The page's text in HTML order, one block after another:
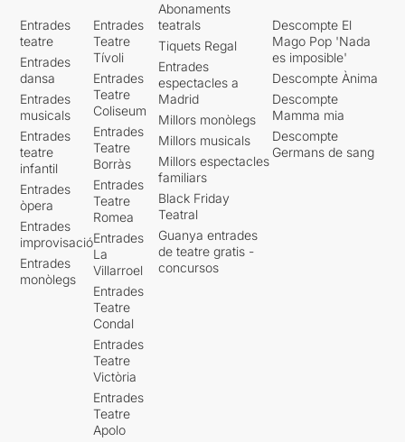
Entrades
teatre
Entrades
dansa
Entrades
musicals
Entrades
teatre
infantil
Entrades
òpera
Entrades
improvisació
Entrades
monòlegs
Entrades
Teatre
Tívoli
Entrades
Teatre
Coliseum
Entrades
Teatre
Borràs
Entrades
Teatre
Romea
Entrades
La
Villarroel
Entrades
Teatre
Condal
Entrades
Teatre
Victòria
Entrades
Teatre
Apolo
Abonaments
teatrals
Tiquets Regal
Entrades
espectacles a
Madrid
Millors monòlegs
Millors musicals
Millors espectacles
familiars
Black Friday
Teatral
Guanya entrades
de teatre gratis -
concursos
Descompte El
Mago Pop 'Nada
es imposible'
Descompte Ànima
Descompte
Mamma mia
Descompte
Germans de sang